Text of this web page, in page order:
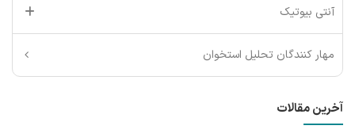
آنتی بیوتیک
مهار کنندگان تحلیل استخوان
آخرین مقالات